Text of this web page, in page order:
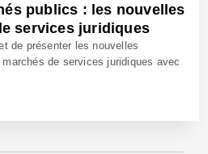
publics : les nouvelles
services juridiques
de présenter les nouvelles
de services juridiques avec